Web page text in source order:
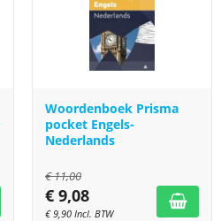
Woordenboek Prisma
pocket Engels-
Nederlands
€11,00
€ 9,08
€9,90 Incl. BTW